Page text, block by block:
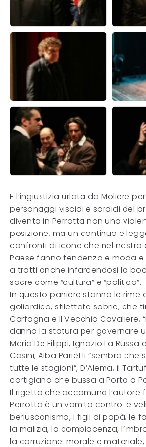
E l’ingiustizia urlata da Moliere
personaggi viscidi e sordidi del
diventa in Perrotta non una
posizione, ma un continuo e
confronti di icone che nel nostro
Paese fanno tendenza e moda
a tratti anche infarcendosi la
sacre come “cultura” e “politica”.
In questo paniere stanno le rime
goliardico, stilettate sobrie, che
Carfagna e il Vecchio Cavaliere,
danno la statura per governare
Maria De Filippi, Ignazio La Russa
Casini, Alba Parietti “sembra che
tutte le stagioni”, D’Alema, il
cortigiano che bussa a Porta a
Il rigetto che accomuna l’autore
Perrotta è un vomito contro le
berlusconismo, i figli di papà, le
la malizia, la compiacenza,
la corruzione, morale e